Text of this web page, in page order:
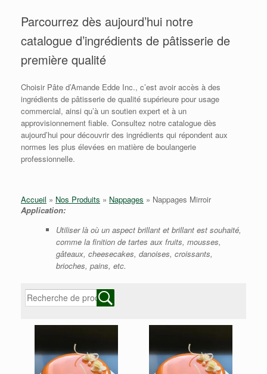
Parcourrez dès aujourd’hui notre
catalogue d’ingrédients de pâtisserie de
première qualité
Choisir Pâte d’Amande Edde Inc., c’est avoir accès à des
ingrédients de pâtisserie de qualité supérieure pour usage
commercial, ainsi qu’à un soutien expert et à un
approvisionnement fiable. Consultez notre catalogue dès
aujourd’hui pour découvrir des ingrédients qui répondent aux
normes les plus élevées en matière de boulangerie
professionnelle.
Accueil » Nos Produits » Nappages » Nappages Mirroir
Application:
Utiliser là où un aspect brillant et brillant est souhaité,
comme la finition de tartes aux fruits, mousses,
gâteaux, cheesecakes, danoises, croissants,
brioches, pains, etc.